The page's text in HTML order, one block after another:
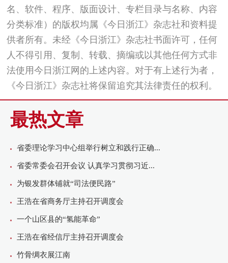
名、软件、程序、版面设计、专栏目录与名称、内容
分类标准）的版权均属《今日浙江》杂志社和资料提
供者所有。未经《今日浙江》杂志社书面许可，任何
人不得引用、复制、转载、摘编或以其他任何方式非
法使用今日浙江网的上述内容。对于有上述行为者，
《今日浙江》杂志社将保留追究其法律责任的权利。
最热文章